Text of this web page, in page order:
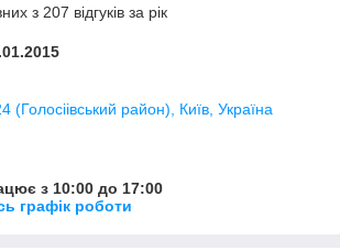
з 207 відгуків за рік
(Голосіівський район), Київ, Україна
з 10:00 до 17:00
графік роботи